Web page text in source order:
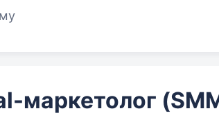
маркетолог